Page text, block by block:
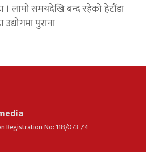
। लामो समयदेखि बन्द रहेको हेटौंडा
पुराना
Registration No: 118/073-74